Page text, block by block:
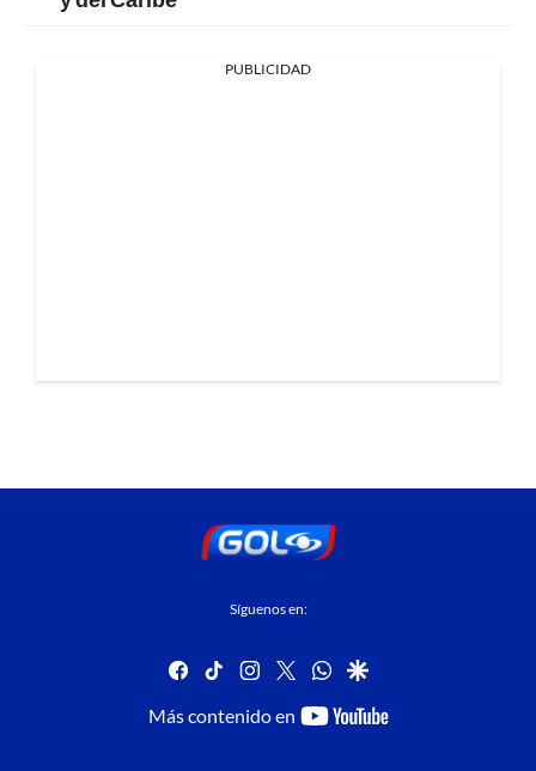
PUBLICIDAD
Síguenos en:
facebook
tiktok instagram
twitterwhatsapp
google
Más contenido en
youtube-